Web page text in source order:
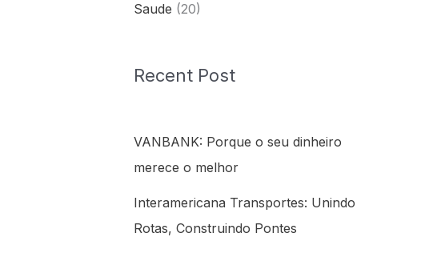
Saude (20)
Recent Post
VANBANK: Porque o seu dinheiro
merece o melhor
Interamericana Transportes: Unindo
Rotas, Construindo Pontes